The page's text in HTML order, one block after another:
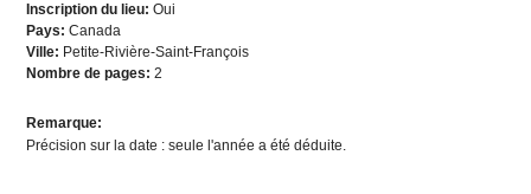
Inscription du lieu:Oui
Pays:Canada
Ville: Petite-Rivière-Saint-François
Nombre de pages:2
Remarque:
Précision sur la date : seule l'année a été déduite.